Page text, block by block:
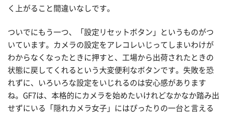
く上がること間違いなしです。
ついでにもう一つ、「設定リセットボタン」というものがつ
いています。カメラの設定をアレコレいじってしまいわけが
わからなくなったときに押すと、工場から出荷されたときの
状態に戻してくれるという大変便利なボタンです。失敗を恐
れずに、いろいろな設定をいじれるのは安心感があります
ね。GF7は、本格的にカメラを始めたいけれどなかなか踏み出
せずにいる「隠れカメラ女子」にはぴったりの一台と言える